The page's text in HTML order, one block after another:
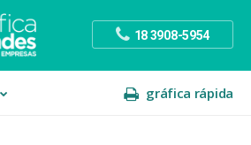
18 3908-5954
gráfica rápida